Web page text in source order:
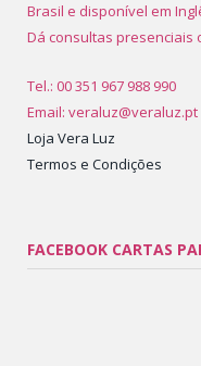
Brasil e disponível em
Dá consultas presenciais
Tel.: 00 351 967 988 990
Email: veraluz@veraluz.pt
Loja Vera Luz
Termos e Condições
FACEBOOK CARTAS